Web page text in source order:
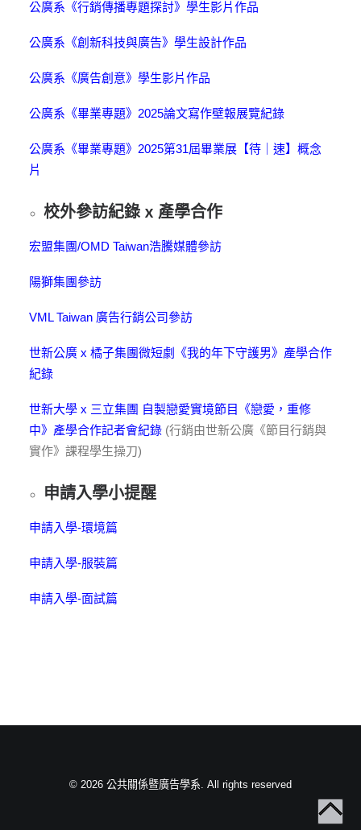
公廣系《行銷傳播專題探討》學生影片作品
公廣系《創新科技與廣告》學生設計作品
公廣系《廣告創意》學生影片作品
公廣系《畢業專題》2025論文寫作壁報展覽紀錄
公廣系《畢業專題》2025第31屆畢業展【待｜速】概念
片
校外參訪紀錄 x 產學合作
宏盟集團/OMD Taiwan浩騰媒體參訪
陽獅集團參訪
VML Taiwan 廣告行銷公司參訪
世新公廣 x 橘子集團微短劇《我的年下守護男》產學合作
紀錄
世新大學 x 三立集團 自製戀愛實境節目《戀愛，重修
中》產學合作記者會紀錄 (行銷由世新公廣《節目行銷與
實作》課程學生操刀)
申請入學小提醒
申請入學-環境篇
申請入學-服裝篇
申請入學-面試篇
© 2026 公共關係暨廣告學系. All rights reserved